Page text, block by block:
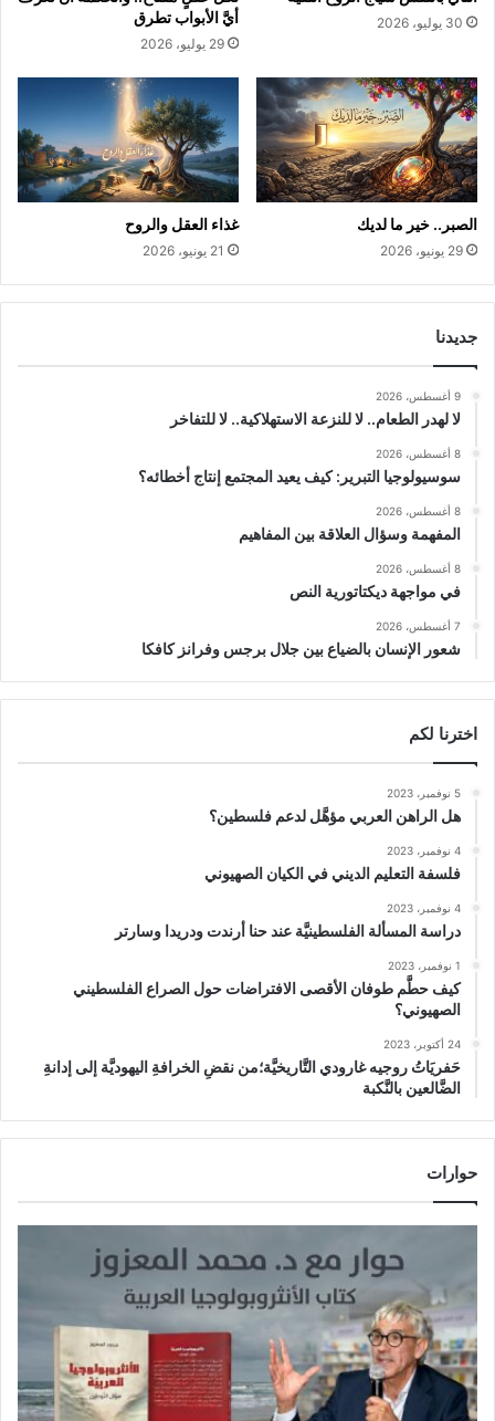
30 يوليو، 2026
أيَّ الأبواب تطرق
29 يوليو، 2026
الصبر.. خير ما لديك
29 يونيو، 2026
غذاء العقل والروح
21 يونيو، 2026
جديدنا
9 أغسطس، 2026
لا لهدر الطعام.. لا للنزعة الاستهلاكية.. لا للتفاخر
8 أغسطس، 2026
سوسيولوجيا التبرير: كيف يعيد المجتمع إنتاج أخطائه؟
8 أغسطس، 2026
المفهمة وسؤال العلاقة بين المفاهيم
8 أغسطس، 2026
في مواجهة ديكتاتورية النص
7 أغسطس، 2026
شعور الإنسان بالضياع بين جلال برجس وفرانز كافكا
اخترنا لكم
5 نوفمبر، 2023
هل الراهن العربي مؤهَّل لدعم فلسطين؟
4 نوفمبر، 2023
فلسفة التعليم الديني في الكيان الصهيوني
4 نوفمبر، 2023
دراسة المسألة الفلسطينيَّة عند حنا أرندت ودريدا وسارتر
1 نوفمبر، 2023
كيف حطَّم طوفان الأقصى الافتراضات حول الصراع الفلسطيني
الصهيوني؟
24 أكتوبر، 2023
حَفريَاتُ روجيه غارودي التَّاريخيَّة؛من نقضِ الخرافةِ اليهوديَّة إلى إدانةِ
الضَّالعين بالنَّكبة
حوارات